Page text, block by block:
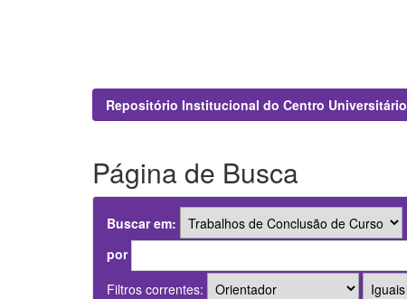
Repositório Institucional do Centro Universitário
Página de Busca
Buscar em:
por
Filtros correntes: